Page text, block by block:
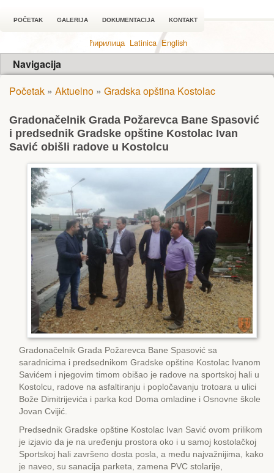
POČETAK GALERIJA DOKUMENTACIJA KONTAKT
ћирилица Latinica English
Navigacija
Početak » Aktuelno » Gradska opština Kostolac
Gradonačelnik Grada Požarevca Bane Spasović
i predsednik Gradske opštine Kostolac Ivan
Savić obišli radove u Kostolcu
Gradonačelnik Grada Požarevca Bane Spasović sa
saradnicima i predsednikom Gradske opštine Kostolac Ivanom
Savićem i njegovim timom obišao je radove na sportskoj hali u
Kostolcu, radove na asfaltiranju i popločavanju trotoara u ulici
Bože Dimitrijevića i parka kod Doma omladine i Osnovne škole
Jovan Cvijić.
Predsednik Gradske opštine Kostolac Ivan Savić ovom prilikom
je izjavio da je na uređenju prostora oko i u samoj kostolačkoj
Sportskoj hali završeno dosta posla, a među najvažnijima, kako
je naveo, su sanacija parketa, zamena PVC stolarije,